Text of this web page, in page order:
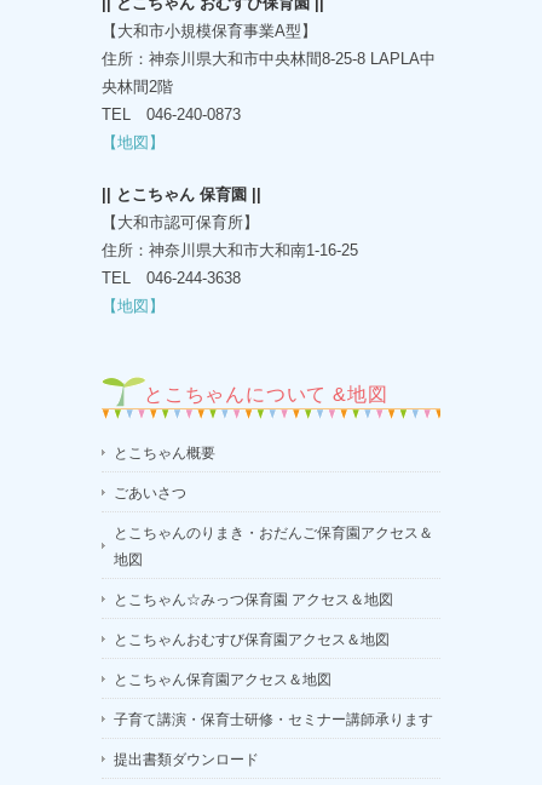
【大和市小規模保育事業A型】
住所：神奈川県大和市中央林間8-25-8 LAPLA中
央林間2階
TEL 046-240-0873
【地図】
|| とこちゃん 保育園 ||
【大和市認可保育所】
住所：神奈川県大和市大和南1-16-25
TEL 046-244-3638
【地図】
とこちゃんについて &地図
とこちゃん概要
ごあいさつ
とこちゃんのりまき・おだんご保育園アクセス＆
地図
とこちゃん☆みっつ保育園 アクセス＆地図
とこちゃんおむすび保育園アクセス＆地図
とこちゃん保育園アクセス＆地図
子育て講演・保育士研修・セミナー講師承ります
提出書類ダウンロード